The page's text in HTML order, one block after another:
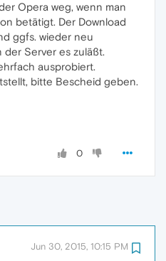
Opera weg, wenn man
betätigt. Der Download
ggfs. wieder neu
Server es zuläßt.
ausprobiert.
bitte Bescheid geben.
0
Jun 30, 2015, 10:15 PM